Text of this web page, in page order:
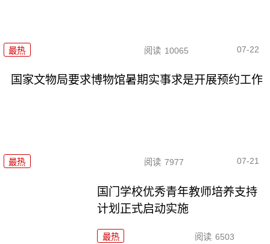
最热 阅读 10065 07-22
国家文物局要求博物馆暑期实事求是开展预约工作
最热 阅读 7977 07-21
国门学校优秀青年教师培养支持
计划正式启动实施
最热 阅读 6503